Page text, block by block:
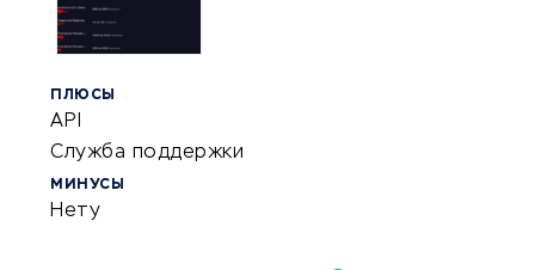
ПЛЮСЫ
API
Служба поддержки
МИНУСЫ
Нету